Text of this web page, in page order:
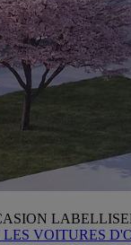
VOITURES